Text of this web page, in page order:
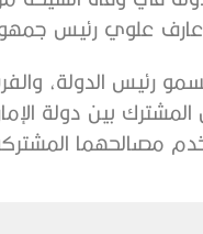
علوي رئيس
رئيس الدولة،
المشترك بين دولة
مصالحهما